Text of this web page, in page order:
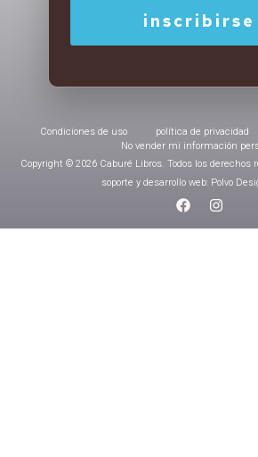
Condiciones de uso política de privacidad
No vender mi información
Copyright © 2026 Caburé Libros. Todos los
soporte y desarrollo web: Polvo